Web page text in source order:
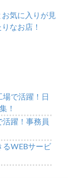
お気に入りが見
なお店！
で活躍！日
！
活躍！事務員
るWEBサービ